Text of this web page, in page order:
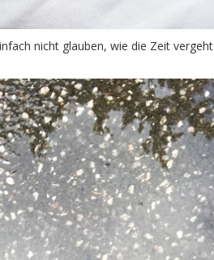
nicht glauben, wie die Zeit vergeht